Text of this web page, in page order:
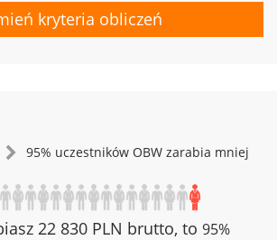
kryteria obliczeń
95% uczestników OBW zarabia mniej
22 830 PLN brutto, to 95%